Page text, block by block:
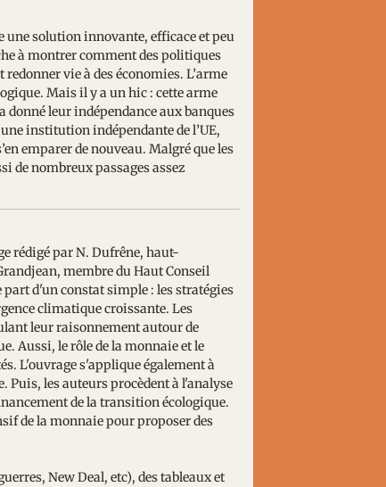
solution innovante, efficace et peu
à montrer comment des politiques
vie à des économies. L’arme
Mais il y a un hic : cette arme
donné leur indépendance aux banques
institution indépendante de l’UE,
emparer de nouveau. Malgré que les
de nombreux passages assez
rédigé par N. Dufrêne, haut-
membre du Haut Conseil
d'un constat simple : les stratégies
climatique croissante. Les
leur raisonnement autour de
Aussi, le rôle de la monnaie et le
L'ouvrage s'applique également à
Puis, les auteurs procèdent à l'analyse
de la transition écologique.
de la monnaie pour proposer des
New Deal, etc), des tableaux et